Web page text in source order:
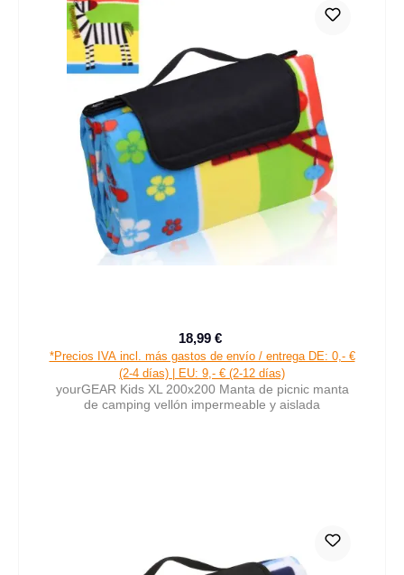
Precio de venta:
18,99 €
*Precios IVA incl. más gastos de envío / entrega DE: 0,- €
(2-4 días) | EU: 9,- € (2-12 días)
yourGEAR Kids XL 200x200 Manta de picnic manta
de camping vellón impermeable y aislada